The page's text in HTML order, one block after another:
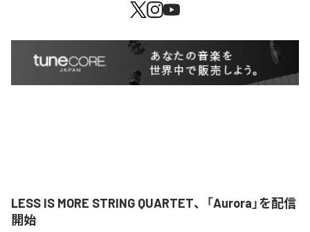
LESS IS MORE STRING QUARTET、「Aurora」を配信
開始